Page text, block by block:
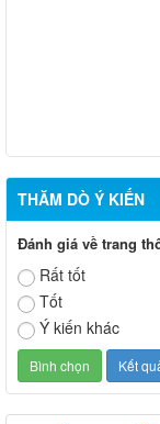
THĂM DÒ Ý KIẾN
Đánh giá về trang
Rất tốt
Tốt
Ý kiến khác